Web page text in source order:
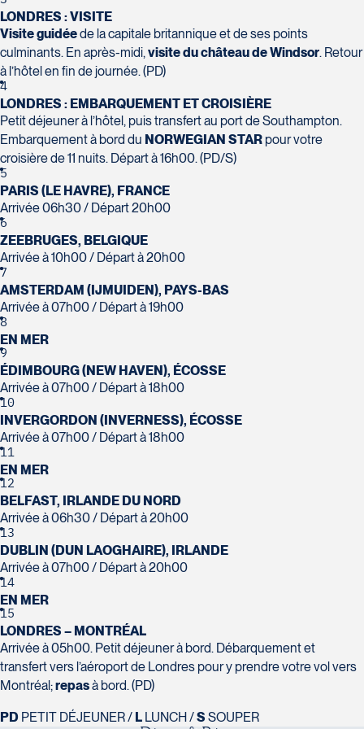
LONDRES : VISITE
Visite guidéede la capitale britannique et de ses points
culminants. En après-midi,visite du château de Windsor. Retour
à l’hôtel en fin de journée. (PD)
4
LONDRES : EMBARQUEMENT ET CROISIÈRE
Petit déjeuner à l’hôtel, puis transfert au port de Southampton.
Embarquement à bord du NORWEGIAN STAR pour votre
croisière de 11 nuits. Départ à 16h00. (PD/S)
5
PARIS (LE HAVRE), FRANCE
Arrivée 06h30 / Départ 20h00
6
ZEEBRUGES, BELGIQUE
Arrivée à 10h00 / Départ à 20h00
7
AMSTERDAM (IJMUIDEN), PAYS-BAS
Arrivée à 07h00 / Départ à 19h00
8
EN MER
9
ÉDIMBOURG (NEW HAVEN), ÉCOSSE
Arrivée à 07h00 / Départ à 18h00
10
INVERGORDON (INVERNESS), ÉCOSSE
Arrivée à 07h00 / Départ à 18h00
11
EN MER
12
BELFAST, IRLANDE DU NORD
Arrivée à 06h30 / Départ à 20h00
13
DUBLIN (DUN LAOGHAIRE), IRLANDE
Arrivée à 07h00 / Départ à 20h00
14
EN MER
15
LONDRES – MONTRÉAL
Arrivée à 05h00. Petit déjeuner à bord. Débarquement et
transfert vers l’aéroport de Londres pour y prendre votre vol vers
Montréal;repasà bord. (PD)
PD PETIT DÉJEUNER / L LUNCH /S SOUPER
Voyages Nouveau-Monde
420 Boulevard Manseau
Joliette
J6E 3E1
Voyages Terre et Monde
1460 Chemin Gascon
Tél :450-964-3574
Tél :450-437-2324
Voyages des Laurentides
939 Boulevard Albiny-Paquette
Mont-Laurier
J9L 3J1
Tél :819-623-2511 / 1-866-385-2511
Laval
H7T 1C8
Tél :450-688-6211 / 1-888-682-
8616
Club Voyages Orientation
1001 Boulevard de Montarville - local
Boucherville
J4B 6P5
Tél :450-655-1855 / 1-866-655-
5736
686 rue Principale
Granby
J2G 2Y4
Voyages Action
230 Boulevard Sir-Wilfrid-Laurier
Beloeil
J3G 4G7
Tél : 450-464-0363 / 1-800-331-
0363
Voyages Boislard Poirier
Saint-Hyacinthe
La Forfaiterie Voyages
5401 Boulevard Des Galeries - Local
104 (porte H)
Québec
G2K 1N4
Tél :418-652-2400 / 1-888-848-
Le Voyagiste de Québec
3229 Chemin des Quatre-
0C1
Tél :418-977-4080 / 1-877-977-
4080
Voyages CAA Place de la Cité
2600 Boulevard Laurier #133, Place
de la Cité
Québec
G1V 4T3
Tél :418-653-9200 / 1-844-869-
2439
SOUMETTRE